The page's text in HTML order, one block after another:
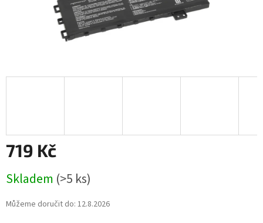
719 Kč
cena:
Skladem (>5 ks)
Můžeme doručit do: 12.8.2026